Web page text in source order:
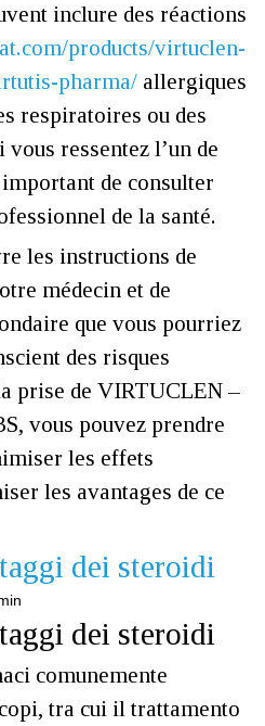
inclure des réactions
products/virtuclen-
pharma/ allergiques
respiratoires ou des
ressentez l’un de
de consulter
de la santé.
les instructions de
médecin et de
que vous pourriez
des risques
prise de VIRTUCLEN –
vous pouvez prendre
les effets
les avantages de ce
dei steroidi
dei steroidi
comunemente
tra cui il trattamento